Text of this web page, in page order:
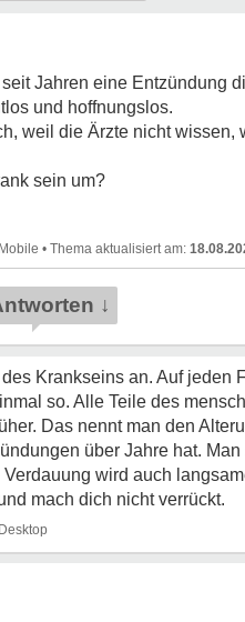
Jahren eine Entzündung
und hoffnungslos.
weil die Ärzte nicht wissen,
sein um?
•
↓
des Krankseins an. Auf
so. Alle Teile des
Das nennt man den
über Jahre hat.
wird auch
mach dich nicht verrückt.